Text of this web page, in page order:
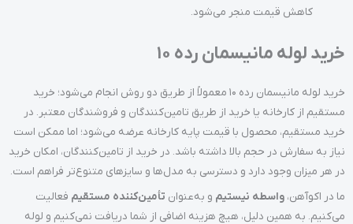
کاهش قیمت منجر می‌شود.
خرید لوله مانیسمان رده 10
خرید لوله مانیسمان رده 10 معمولاً از طریق دو روش انجام می‌شود؛ خرید
مستقیم از کارخانه یا خرید از طریق تامین‌کنندگان و فروشندگان معتبر. در
خرید مستقیم، محصول با قیمت پایه کارخانه عرضه می‌شود؛ اما ممکن است
نیاز به سفارش در حجم بالا داشته باشد. در خرید از تامین‌کنندگان، امکان خرید
در هر میزان وجود دارد و دسترسی به مدل‌ها و سایزهای متنوع‌تر فراهم است.
ما در اکوآهن، واسطه نیستیم و به‌عنوان تأمین‌کننده مستقیم فعالیت
می‌کنیم. به همین دلیل، هیچ هزینه اضافی از شما دریافت نمی‌کنیم و لوله